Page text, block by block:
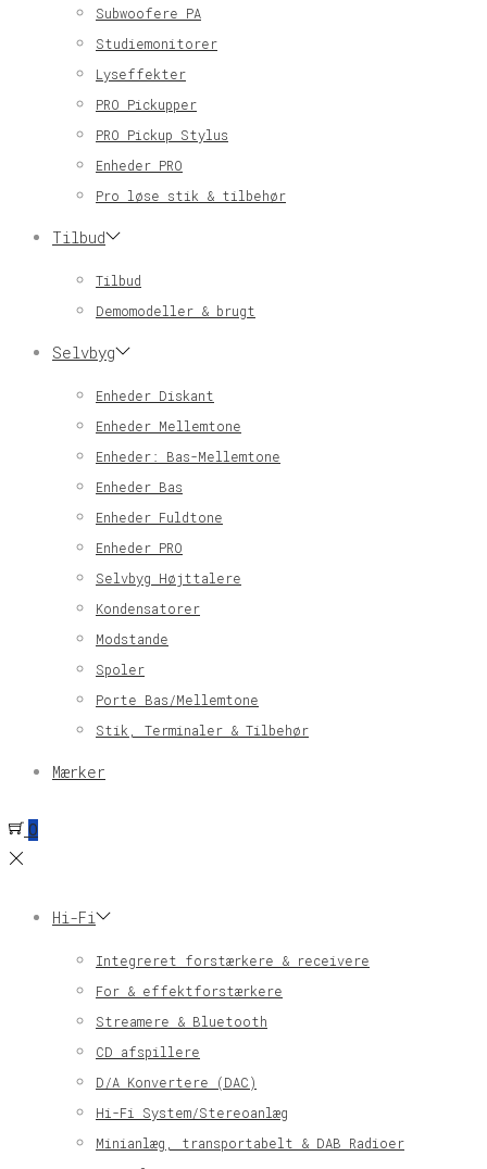
Subwoofere PA
Studiemonitorer
Lyseffekter
PRO Pickupper
PRO Pickup Stylus
Enheder PRO
Pro løse stik & tilbehør
Tilbud
Tilbud
Demomodeller & brugt
Selvbyg
Enheder Diskant
Enheder Mellemtone
Enheder: Bas-Mellemtone
Enheder Bas
Enheder Fuldtone
Enheder PRO
Selvbyg Højttalere
Kondensatorer
Modstande
Spoler
Porte Bas/Mellemtone
Stik, Terminaler & Tilbehør
Mærker
0
Hi-Fi
Integreret forstærkere & receivere
For & effektforstærkere
Streamere & Bluetooth
CD afspillere
D/A Konvertere (DAC)
Hi-Fi System/Stereoanlæg
Minianlæg, transportabelt & DAB Radioer